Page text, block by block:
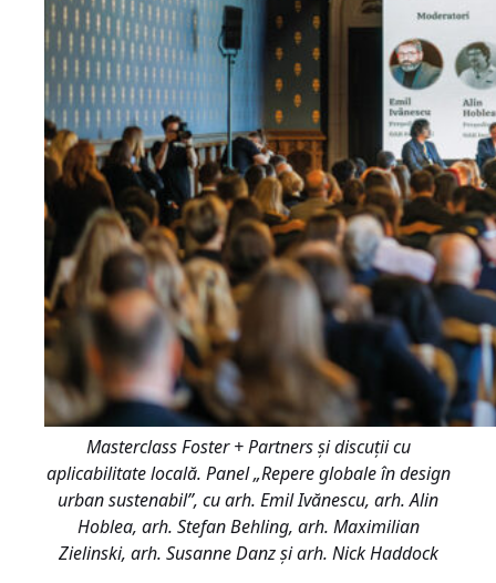
Masterclass Foster + Partners şi discuții cu
aplicabilitate locală. Panel „Repere globale în design
urban sustenabil”, cu arh. Emil Ivănescu, arh. Alin
Hoblea, arh. Stefan Behling, arh. Maximilian
Zielinski, arh. Susanne Danz și arh. Nick Haddock